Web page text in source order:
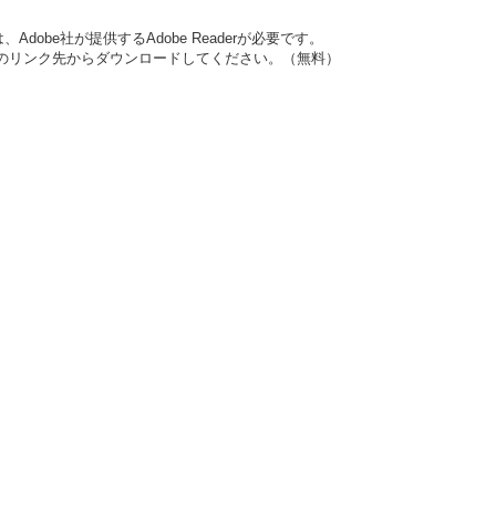
Adobe社が提供するAdobe Readerが必要です。
ンク先からダウンロードしてください。（無料）